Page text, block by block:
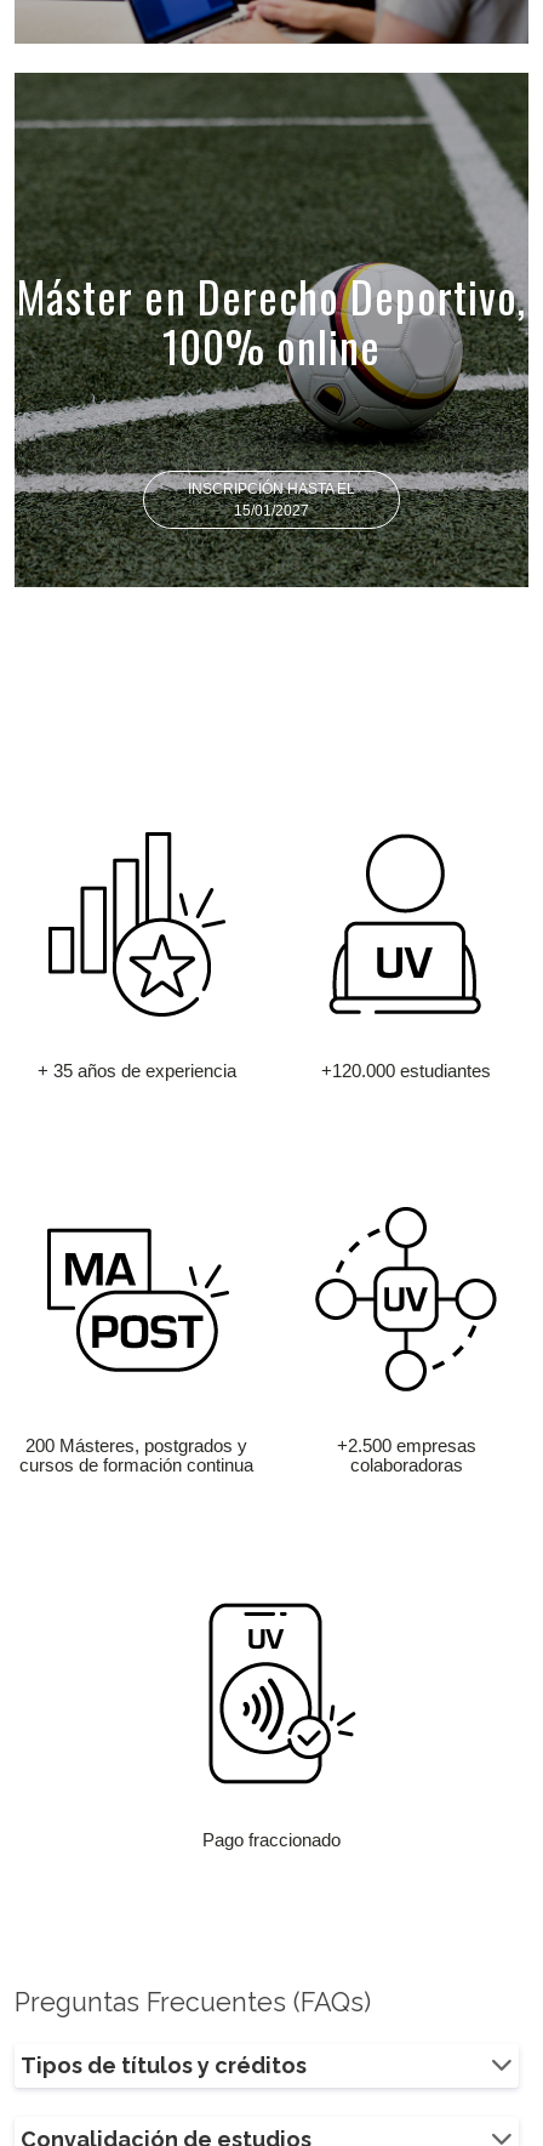
Máster en Derecho Deportivo,
100% online
INSCRIPCIÓN HASTA EL
15/01/2027
+ 35 años de experiencia +120.000 estudiantes
200 Másteres, postgrados y
cursos de formación continua
+2.500 empresas
colaboradoras
Pago fraccionado
Preguntas Frecuentes (FAQs)
Tipos de títulos y créditos
Convalidación de estudios